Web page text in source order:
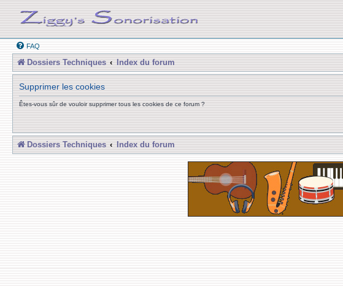
FAQ
Dossiers Techniques Index du forum
Supprimer les cookies
Êtes-vous sûr de vouloir supprimer tous les cookies de ce forum ?
Dossiers Techniques Index du forum